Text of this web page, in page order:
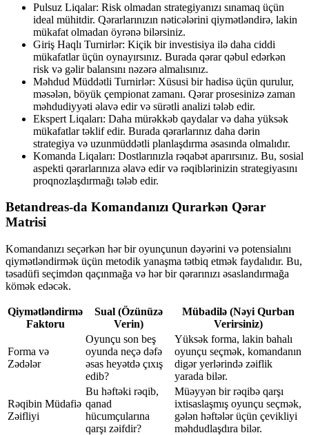
Pulsuz Liqalar: Risk olmadan strategiyanızı sınamaq üçün
ideal mühitdir. Qərarlarınızın nəticələrini qiymətləndirə, lakin
mükafat olmadan öyrənə bilərsiniz.
Giriş Haqlı Turnirlər: Kiçik bir investisiya ilə daha ciddi
mükafatlar üçün oynayırsınız. Burada qərar qəbul edərkən
risk və gəlir balansını nəzərə almalısınız.
Məhdud Müddətli Turnirlər: Xüsusi bir hadisə üçün qurulur,
məsələn, böyük çempionat zamanı. Qərar prosesinizə zaman
məhdudiyyəti əlavə edir və sürətli analizi tələb edir.
Ekspert Liqaları: Daha mürəkkəb qaydalar və daha yüksək
mükafatlar təklif edir. Burada qərarlarınız daha dərin
strategiya və uzunmüddətli planlaşdırma əsasında olmalıdır.
Komanda Liqaları: Dostlarınızla rəqabət aparırsınız. Bu, sosial
aspekti qərarlarınıza əlavə edir və rəqiblərinizin strategiyasını
proqnozlaşdırmağı tələb edir.
Betandreas-da Komandanızı Qurarkən Qərar
Matrisi
Komandanızı seçərkən hər bir oyunçunun dəyərini və potensialını
qiymətləndirmək üçün metodik yanaşma tətbiq etmək faydalıdır. Bu,
təsadüfi seçimdən qaçınmağa və hər bir qərarınızı əsaslandırmağa
kömək edəcək.
Qiymətləndirmə
Faktoru
Sual (Özünüzə
Verin)
Mübadilə (Nəyi Qurban
Verirsiniz)
Forma və
Zədələr
Oyunçu son beş
oyunda neçə dəfə
əsas heyətdə çıxış
edib?
Yüksək forma, lakin bahalı
oyunçu seçmək, komandanın
digər yerlərində zəiflik
yarada bilər.
Rəqibin Müdafiə
Zəifliyi
Bu həftəki rəqib,
qanad
hücumçularına
qarşı zəifdir?
Müəyyən bir rəqibə qarşı
ixtisaslaşmış oyunçu seçmək,
gələn həftələr üçün çevikliyi
məhdudlaşdıra bilər.